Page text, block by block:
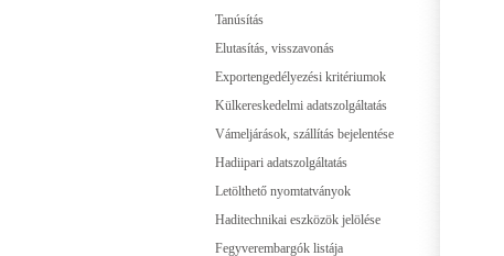
Tanúsítás
Elutasítás, visszavonás
Exportengedélyezési kritériumok
Külkereskedelmi adatszolgáltatás
Vámeljárások, szállítás bejelentése
Hadiipari adatszolgáltatás
Letölthető nyomtatványok
Haditechnikai eszközök jelölése
Fegyverembargók listája